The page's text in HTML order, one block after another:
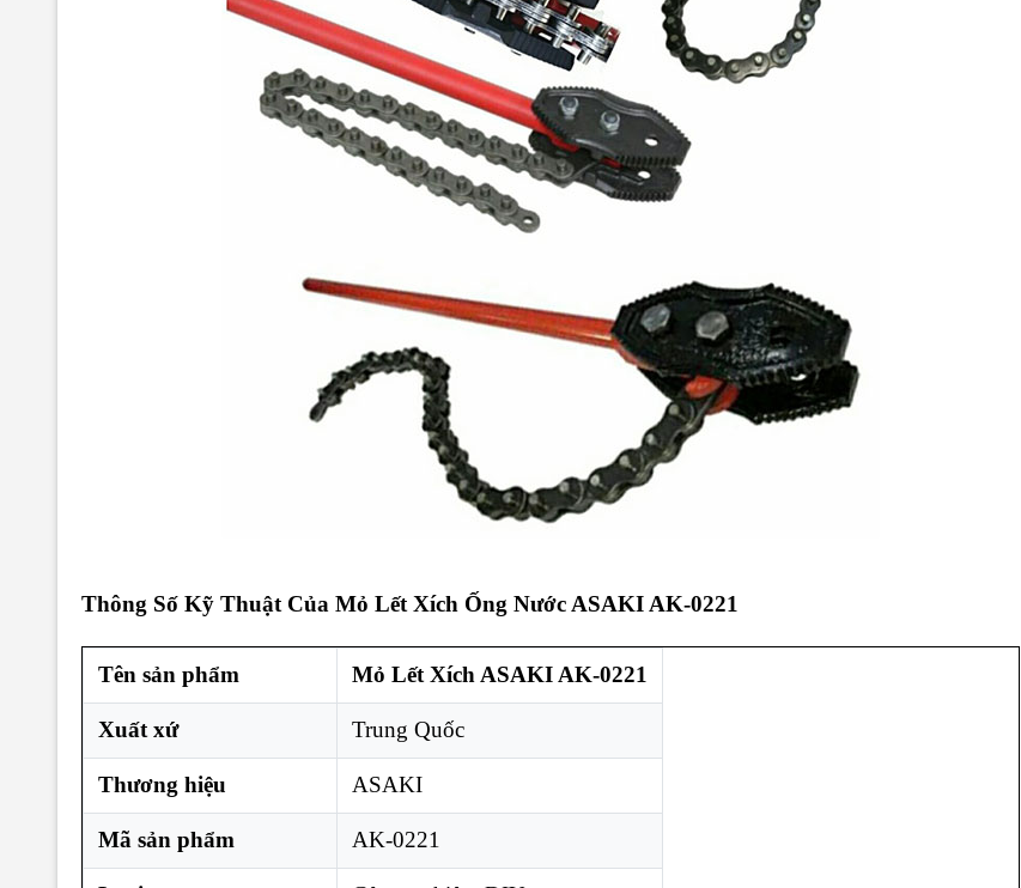
Thông Số Kỹ Thuật Của Mỏ Lết Xích Ống Nước ASAKI AK-0221
Tên sản phẩm Mỏ Lết Xích ASAKI AK-0221
Xuất xứ Trung Quốc
Thương hiệu ASAKI
Mã sản phẩm AK-0221